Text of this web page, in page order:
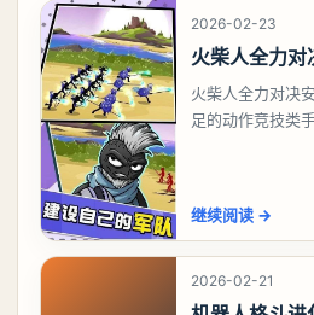
2026-02-23
火柴人全力对
火柴人全力对决
足的动作竞技类
继续阅读 →
2026-02-21